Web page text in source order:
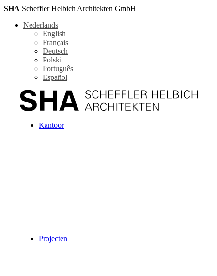
SHA Scheffler Helbich Architekten GmbH
Nederlands
English
Français
Deutsch
Polski
Português
Español
Kantoor
Projecten